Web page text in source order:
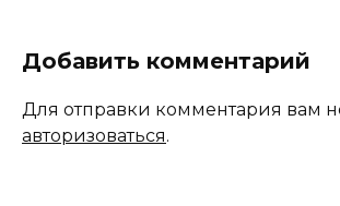
Добавить комментарий
Для отправки комментария вам
авторизоваться.